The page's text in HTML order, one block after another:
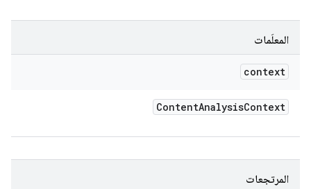
المعلَمات
context
ContentAnalysisContext
المرتجعات